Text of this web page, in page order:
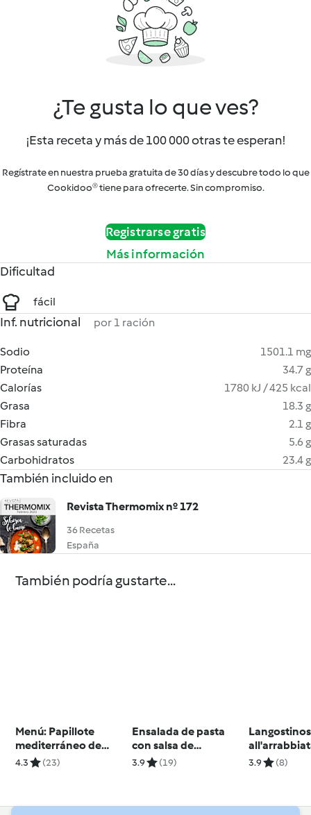
¿Te gusta lo que ves?
¡Esta receta y más de 100 000 otras te esperan!
Regístrate en nuestra prueba gratuita de 30 días y descubre todo lo que
Cookidoo® tiene para ofrecerte. Sin compromiso.
Registrarse gratis
Más información
Dificultad
fácil
Inf. nutricional por 1 ración
Sodio
1501.1 mg
Proteína
34.7 g
Calorías
1780 kJ / 425 kcal
Grasa
18.3 g
Fibra
2.1 g
Grasas saturadas
5.6 g
Carbohidratos
23.4 g
También incluido en
Revista Thermomix nº 172
36 Recetas
España
También podría gustarte...
Menú: Papillote
mediterráneo de
lubina, cuscús y
4.3 (23)
Ensalada de pasta
con salsa de
parmesano
3.9 (19)
Langostinos
3.9 (8)